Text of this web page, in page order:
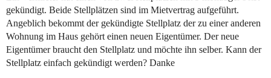
gekündigt. Beide Stellplätzen sind im Mietvertrag aufgeführt.
Angeblich bekommt der gekündigte Stellplatz der zu einer anderen
Wohnung im Haus gehört einen neuen Eigentümer. Der neue
Eigentümer braucht den Stellplatz und möchte ihn selber. Kann der
Stellplatz einfach gekündigt werden? Danke